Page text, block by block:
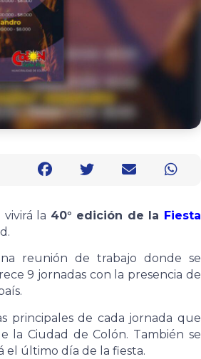
la 40° edición de la Fiesta
reunión de trabajo donde se
9 jornadas con la presencia de
principales de cada jornada que
la Ciudad de Colón. También se
el último día de la fiesta.